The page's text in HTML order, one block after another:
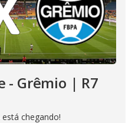
- Grêmio | R7
chegando!